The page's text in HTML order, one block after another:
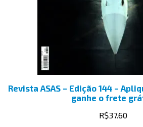
Revista ASAS – Edição 144 –
ganhe o frete
R$37.60